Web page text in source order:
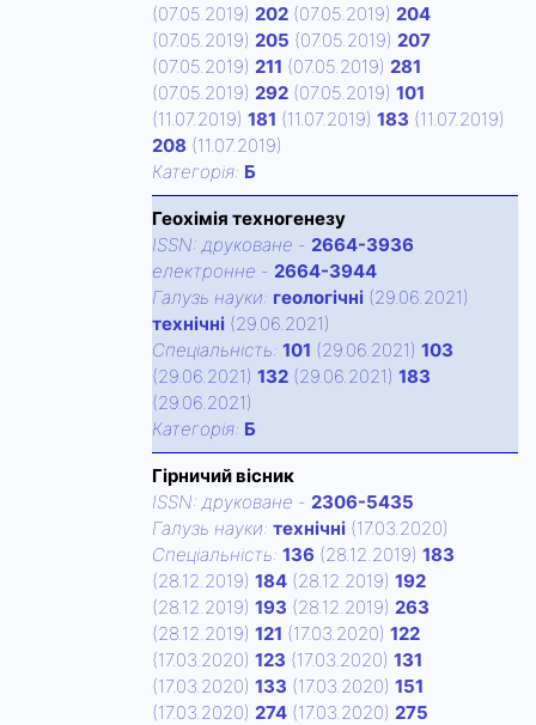
(07.05.2019) 202 (07.05.2019) 204
(07.05.2019) 205 (07.05.2019) 207
(07.05.2019) 211 (07.05.2019) 281
(07.05.2019) 292 (07.05.2019) 101
(11.07.2019) 181 (11.07.2019) 183 (11.07.2019)
208 (11.07.2019)
Категорiя: Б
Геохімія техногенезу
ISSN: друковане - 2664-3936
електронне - 2664-3944
Галузь науки: геологічні (29.06.2021)
технічні (29.06.2021)
Спецiальнiсть: 101 (29.06.2021) 103
(29.06.2021) 132 (29.06.2021) 183
(29.06.2021)
Категорiя: Б
Гірничий вісник
ISSN: друковане - 2306-5435
Галузь науки: технічні (17.03.2020)
Спецiальнiсть: 136 (28.12.2019) 183
(28.12.2019) 184 (28.12.2019) 192
(28.12.2019) 193 (28.12.2019) 263
(28.12.2019) 121 (17.03.2020) 122
(17.03.2020) 123 (17.03.2020) 131
(17.03.2020) 133 (17.03.2020) 151
(17.03.2020) 274 (17.03.2020) 275